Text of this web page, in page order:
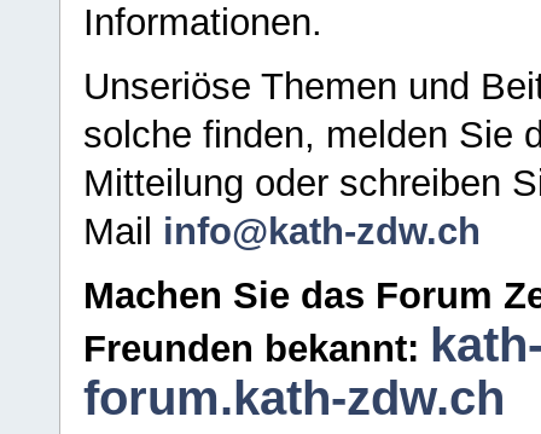
Informationen.
Unseriöse Themen und
solche finden, melden Sie
Mitteilung oder schreiben
Mail info@kath-zdw.ch
Machen Sie das Forum
Freunden bekannt:
forum.kath-zdw.ch